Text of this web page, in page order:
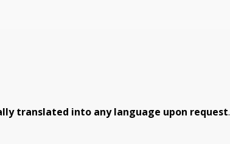
translated into any language upon request.